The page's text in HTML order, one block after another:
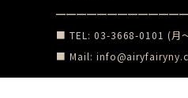
■ TEL: 03-3668-0101 (月
■ Mail: